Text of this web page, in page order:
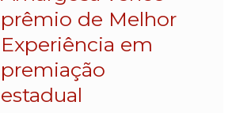
prêmio de Melhor
Experiência em
premiação
estadual